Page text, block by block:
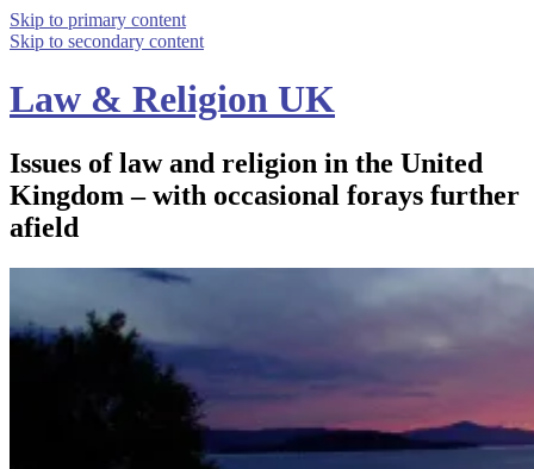
Skip to primary content
Skip to secondary content
Law & Religion UK
Issues of law and religion in the United
Kingdom – with occasional forays further
afield